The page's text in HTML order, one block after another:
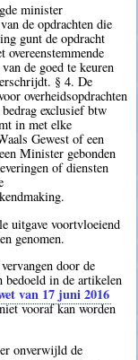
minister
de opdrachten die
gunt de opdracht
overeenstemmende
de goed te keuren
§ 4. De
overheidsopdrachten
exclusief btw
in met elke
Gewest of een
Minister gebonden
of diensten
uitgave voortvloeiend
genomen.
door de
in de artikelen
van 17 juni 2016
vooraf kan worden
onverwijld de